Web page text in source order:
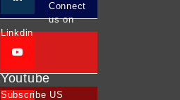
Connect
us on
Linkdin
Youtube
Subscribe US